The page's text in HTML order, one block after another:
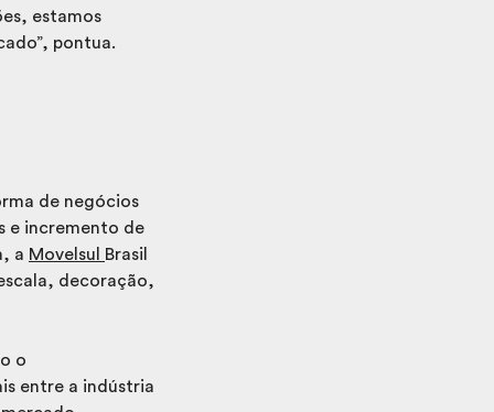
estamos
pontua.
de negócios
e incremento de
a Movelsul
Brasil
decoração,
o
entre a indústria